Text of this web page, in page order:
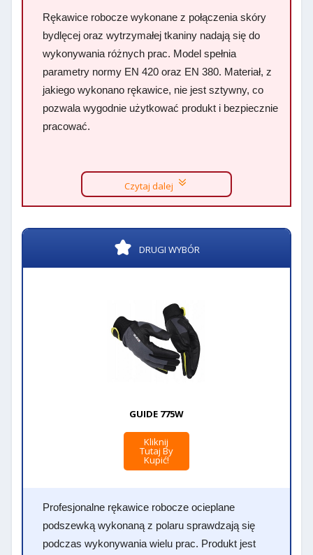
Rękawice robocze wykonane z połączenia skóry
bydlęcej oraz wytrzymałej tkaniny nadają się do
wykonywania różnych prac. Model spełnia
parametry normy EN 420 oraz EN 380. Materiał, z
jakiego wykonano rękawice, nie jest sztywny, co
pozwala wygodnie użytkować produkt i bezpiecznie
pracować.
Czytaj dalej
DRUGI WYBÓR
GUIDE 775W
Kliknij
Tutaj By
Kupić!
Profesjonalne rękawice robocze ocieplane
podszewką wykonaną z polaru sprawdzają się
podczas wykonywania wielu prac. Produkt jest